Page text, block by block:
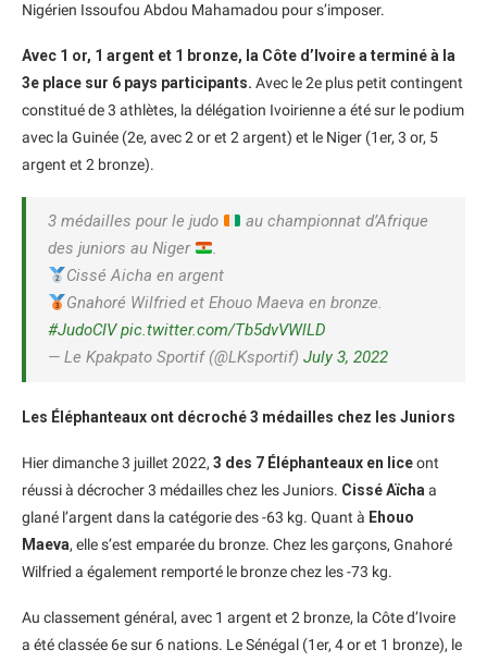
Nigérien Issoufou Abdou Mahamadou pour s’imposer.
Avec 1 or, 1 argent et 1 bronze, la Côte d’Ivoire a terminé à la
3e place sur 6 pays participants. Avec le 2e plus petit contingent
constitué de 3 athlètes, la délégation Ivoirienne a été sur le podium
avec la Guinée (2e, avec 2 or et 2 argent) et le Niger (1er, 3 or, 5
argent et 2 bronze).
3 médailles pour le judo
au championnat d’Afrique
des juniors au Niger
.
Cissé Aicha en argent
Gnahoré Wilfried et Ehouo Maeva en bronze.
#JudoCIV pic.twitter.com/Tb5dvVWlLD
— Le Kpakpato Sportif (@LKsportif) July 3, 2022
Les Éléphanteaux ont décroché 3 médailles chez les Juniors
Hier dimanche 3 juillet 2022, 3 des 7 Éléphanteaux en liceont
réussi à décrocher 3 médailles chez les Juniors. Cissé Aïchaa
glané l’argent dans la catégorie des -63 kg. Quant à Ehouo
Maeva, elle s’est emparée du bronze. Chez les garçons, Gnahoré
Wilfried a également remporté le bronze chez les -73 kg.
Au classement général, avec 1 argent et 2 bronze, la Côte d’Ivoire
a été classée 6e sur 6 nations. Le Sénégal (1er, 4 or et 1 bronze), le